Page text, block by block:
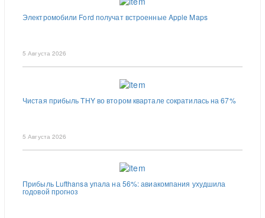
Электромобили Ford получат встроенные Apple Maps
5 Августа 2026
Чистая прибыль THY во втором квартале сократилась на 67%
5 Августа 2026
Прибыль Lufthansa упала на 56%: авиакомпания ухудшила
годовой прогноз